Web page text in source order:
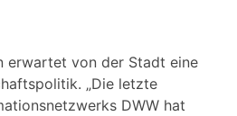
erwartet von der Stadt eine
„Die letzte
DWW hat